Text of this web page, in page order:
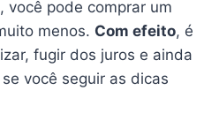
você pode comprar um
menos. Com efeito, é
fugir dos juros e ainda
você seguir as dicas